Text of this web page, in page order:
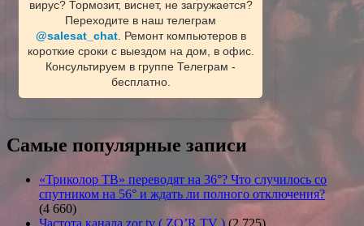
вирус? Тормозит, виснет, не загружается?
Переходите в наш телеграм
@salesat_chat. Ремонт компьютеров в
короткие сроки с выездом на дом, в офис.
Консультируем в группе Телеграм -
бесплатно.
Самые популярные записи
«Триколор ТВ» переводят на 36°? Что случилось со
спутником на 56° и ждать ли полного отключения?
(4 660)
Частота канала zor tv ( ZO’R TV ) (2 725)